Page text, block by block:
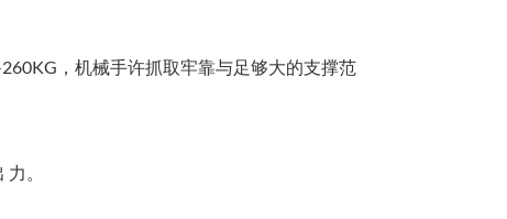
，机械手许抓取牢靠与足够大的支撑范
。